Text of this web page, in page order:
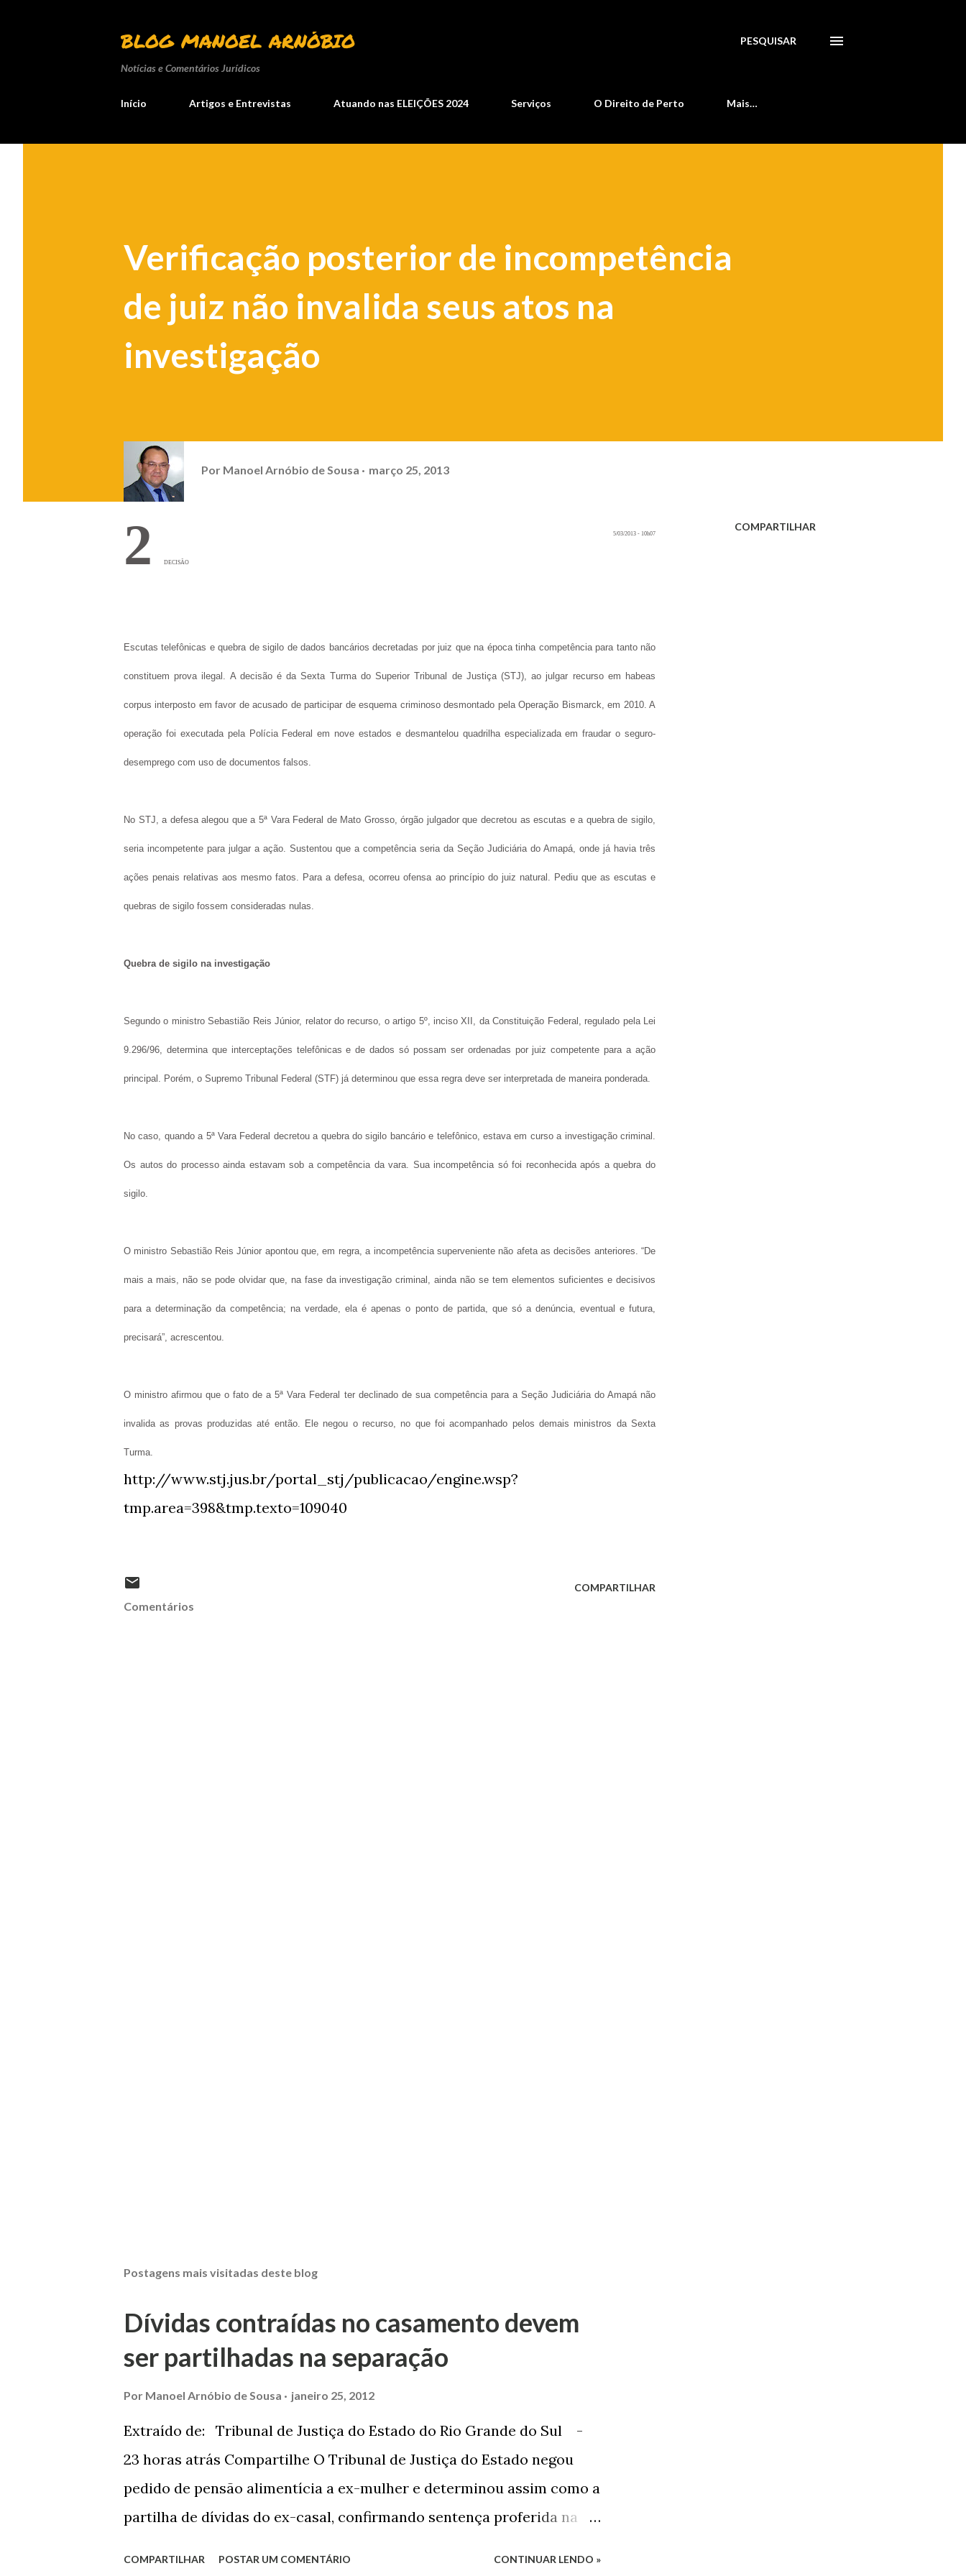
BLOG MANOEL ARNÓBIO
Notícias e Comentários Jurídicos
PESQUISAR
Início Artigos e Entrevistas Atuando nas ELEIÇÕES 2024 Serviços O Direito de Perto Mais…
Verificação posterior de incompetência
de juiz não invalida seus atos na
investigação
Por Manoel Arnóbio de Sousa março 25, 2013
2 5/03/2013 - 10h07
DECISÃO
Escutas telefônicas e quebra de sigilo de dados bancários decretadas por juiz que na época tinha competência para tanto não
constituem prova ilegal. A decisão é da Sexta Turma do Superior Tribunal de Justiça (STJ), ao julgar recurso em habeas
corpus interposto em favor de acusado de participar de esquema criminoso desmontado pela Operação Bismarck, em 2010. A
operação foi executada pela Polícia Federal em nove estados e desmantelou quadrilha especializada em fraudar o seguro-
desemprego com uso de documentos falsos.
No STJ, a defesa alegou que a 5ª Vara Federal de Mato Grosso, órgão julgador que decretou as escutas e a quebra de sigilo,
seria incompetente para julgar a ação. Sustentou que a competência seria da Seção Judiciária do Amapá, onde já havia três
ações penais relativas aos mesmo fatos. Para a defesa, ocorreu ofensa ao princípio do juiz natural. Pediu que as escutas e
quebras de sigilo fossem consideradas nulas.
Quebra de sigilo na investigação
Segundo o ministro Sebastião Reis Júnior, relator do recurso, o artigo 5º, inciso XII, da Constituição Federal, regulado pela Lei
9.296/96, determina que interceptações telefônicas e de dados só possam ser ordenadas por juiz competente para a ação
principal. Porém, o Supremo Tribunal Federal (STF) já determinou que essa regra deve ser interpretada de maneira ponderada.
No caso, quando a 5ª Vara Federal decretou a quebra do sigilo bancário e telefônico, estava em curso a investigação criminal.
Os autos do processo ainda estavam sob a competência da vara. Sua incompetência só foi reconhecida após a quebra do
sigilo.
O ministro Sebastião Reis Júnior apontou que, em regra, a incompetência superveniente não afeta as decisões anteriores. “De
mais a mais, não se pode olvidar que, na fase da investigação criminal, ainda não se tem elementos suficientes e decisivos
para a determinação da competência; na verdade, ela é apenas o ponto de partida, que só a denúncia, eventual e futura,
precisará”, acrescentou.
O ministro afirmou que o fato de a 5ª Vara Federal ter declinado de sua competência para a Seção Judiciária do Amapá não
invalida as provas produzidas até então. Ele negou o recurso, no que foi acompanhado pelos demais ministros da Sexta
Turma.
http://www.stj.jus.br/portal_stj/publicacao/engine.wsp?
tmp.area=398&tmp.texto=109040
COMPARTILHAR
COMPARTILHAR
Comentários
Postagens mais visitadas deste blog
Dívidas contraídas no casamento devem
ser partilhadas na separação
Por Manoel Arnóbio de Sousa janeiro 25, 2012
Extraído de: Tribunal de Justiça do Estado do Rio Grande do Sul -
23 horas atrás Compartilhe O Tribunal de Justiça do Estado negou
pedido de pensão alimentícia a ex-mulher e determinou assim como a
partilha de dívidas do ex-casal, confirmando sentença proferida na
COMPARTILHAR POSTAR UM COMENTÁRIO CONTINUAR LENDO »